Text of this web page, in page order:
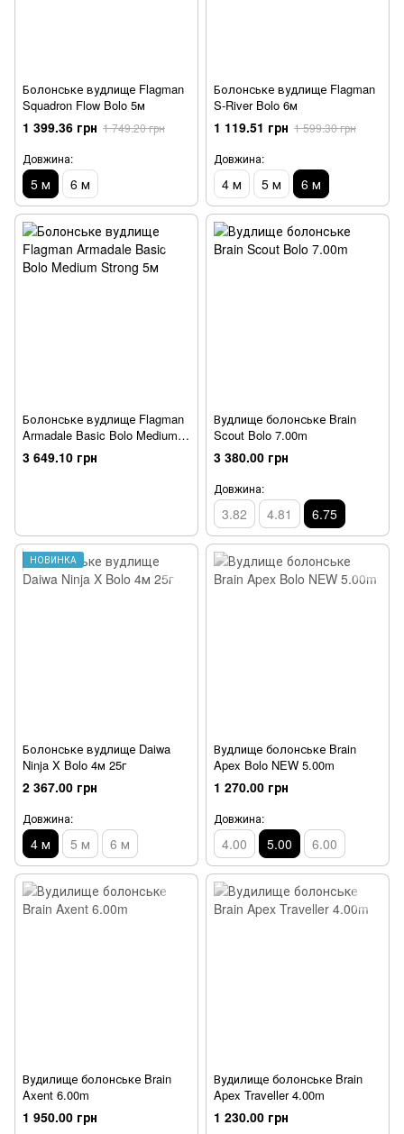
Болонське вудлище Flagman
Squadron Flow Bolo 5м
1 399.36 грн 1 749.20 грн
Довжина:
5 м 6 м
Болонське вудлище Flagman
S-River Bolo 6м
1 119.51 грн 1 599.30 грн
Довжина:
4 м 5 м 6 м
Болонське вудлище Flagman
Armadale Basic Bolo Medium
Strong 5м
3 649.10 грн
Вудлище болонське Brain
Scout Bolo 7.00m
3 380.00 грн
Довжина:
3.82 4.81 6.75
НОВИНКА
Болонське вудлище Daiwa
Ninja X Bolo 4м 25г
2 367.00 грн
Довжина:
4 м 5 м 6 м
Вудлище болонське Brain
Apex Bolo NEW 5.00m
1 270.00 грн
Довжина:
4.00 5.00 6.00
Вудилище болонське Brain
Axent 6.00m
1 950.00 грн
Вудилище болонське Brain
Apex Traveller 4.00m
1 230.00 грн